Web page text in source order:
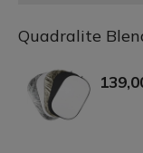
Quadralite